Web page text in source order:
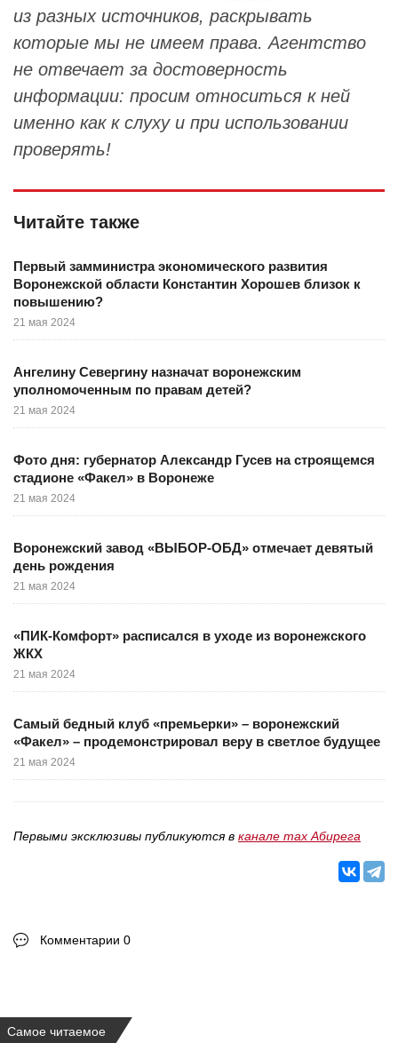
из разных источников, раскрывать
которые мы не имеем права. Агентство
не отвечает за достоверность
информации: просим относиться к ней
именно как к слуху и при использовании
проверять!
Читайте также
Первый замминистра экономического развития
Воронежской области Константин Хорошев близок к
повышению?
21 мая 2024
Ангелину Севергину назначат воронежским
уполномоченным по правам детей?
21 мая 2024
Фото дня: губернатор Александр Гусев на строящемся
стадионе «Факел» в Воронеже
21 мая 2024
Воронежский завод «ВЫБОР-ОБД» отмечает девятый
день рождения
21 мая 2024
«ПИК-Комфорт» расписался в уходе из воронежского
ЖКХ
21 мая 2024
Самый бедный клуб «премьерки» – воронежский
«Факел» – продемонстрировал веру в светлое будущее
21 мая 2024
Первыми эксклюзивы публикуются в канале max Абирега
Комментарии 0
Самое читаемое